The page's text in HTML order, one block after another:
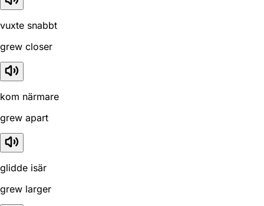
vuxte snabbt
grew closer
kom närmare
grew apart
glidde isär
grew larger